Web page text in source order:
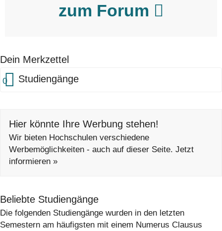
zum Forum
Dein Merkzettel
0 Studiengänge
Hier könnte Ihre Werbung stehen!
Wir bieten Hochschulen verschiedene
Werbemöglichkeiten - auch auf dieser Seite. Jetzt
informieren »
Beliebte Studiengänge
Die folgenden Studiengänge wurden in den letzten
Semestern am häufigsten mit einem Numerus Clausus